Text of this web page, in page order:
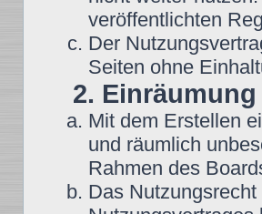
veröffentlichten
Der
Seiten ohne
2.
Mit dem Erstellen
und räumlich
Rahmen des
Das